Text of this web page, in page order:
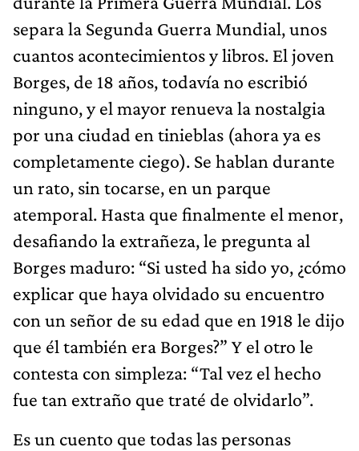
separa la Segunda Guerra Mundial, unos
cuantos acontecimientos y libros. El joven
Borges, de 18 años, todavía no escribió
ninguno, y el mayor renueva la nostalgia
por una ciudad en tinieblas (ahora ya es
completamente ciego). Se hablan durante
un rato, sin tocarse, en un parque
atemporal. Hasta que finalmente el menor,
desafiando la extrañeza, le pregunta al
Borges maduro: “Si usted ha sido yo, ¿cómo
explicar que haya olvidado su encuentro
con un señor de su edad que en 1918 le dijo
que él también era Borges?” Y el otro le
contesta con simpleza: “Tal vez el hecho
fue tan extraño que traté de olvidarlo”.
Es un cuento que todas las personas